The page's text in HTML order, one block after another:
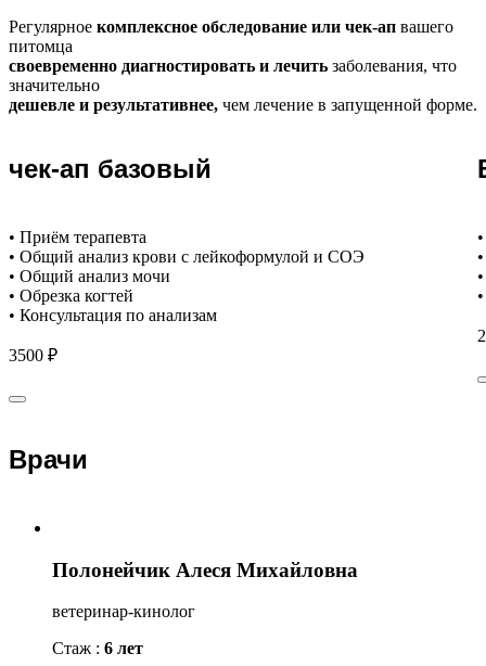
Регулярное комплексное обследование или чек-ап вашего
питомца
своевременно диагностировать и лечить заболевания, что
значительно
дешевле и результативнее, чем лечение в запущенной форме.
чек-ап базовый
• Приём терапевта
• Общий анализ крови с лейкоформулой и СОЭ
• Общий анализ мочи
• Обрезка когтей
• Консультация по анализам
3500 ₽
Врачи
Полонейчик Алеся Михайловна
ветеринар-кинолог
Стаж : 6 лет